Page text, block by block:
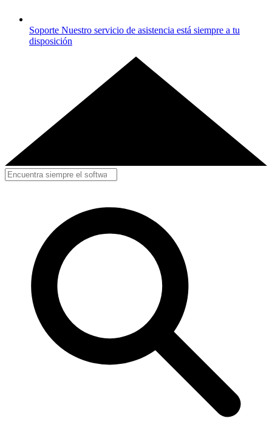
Soporte Nuestro servicio de asistencia está siempre a tu
disposición